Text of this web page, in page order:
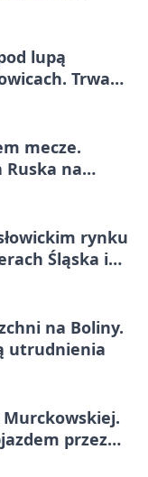
lupą
Trwa
mecze.
Ruska na
rynku
Śląska i
na Boliny.
utrudnienia
przez